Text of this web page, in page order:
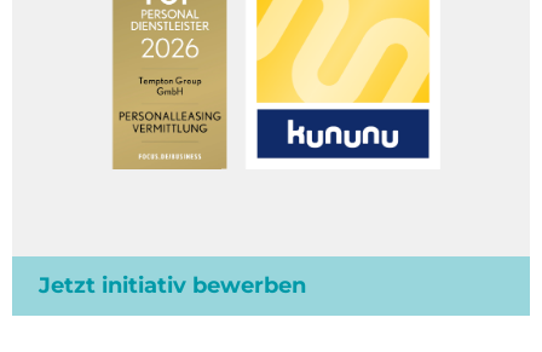
Jetzt initiativ bewerben